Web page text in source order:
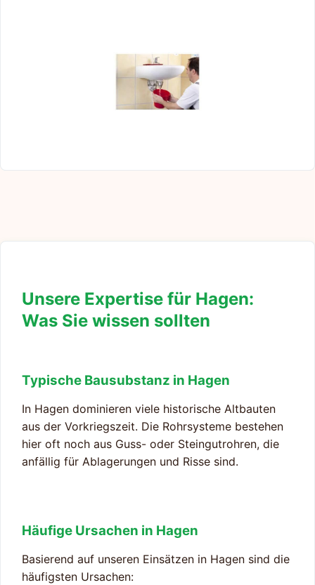
Unsere Expertise für Hagen:
Was Sie wissen sollten
Typische Bausubstanz in Hagen
In Hagen dominieren viele historische Altbauten
aus der Vorkriegszeit. Die Rohrsysteme bestehen
hier oft noch aus Guss- oder Steingutrohren, die
anfällig für Ablagerungen und Risse sind.
Häufige Ursachen in Hagen
Basierend auf unseren Einsätzen in Hagen sind die
häufigsten Ursachen: